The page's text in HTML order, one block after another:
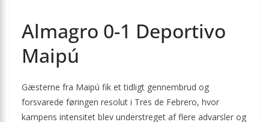
Almagro 0-1 Deportivo
Maipú
Gæsterne fra Maipú fik et tidligt gennembrud og
forsvarede føringen resolut i Tres de Febrero, hvor
kampens intensitet blev understreget af flere advarsler og